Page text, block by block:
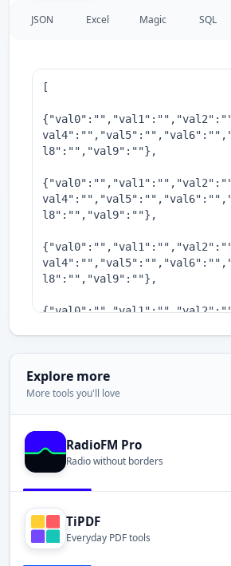
JSON Excel Magic SQL
Explore more
More tools you'll love
RadioFM Pro
Radio without borders
TiPDF
Everyday PDF tools